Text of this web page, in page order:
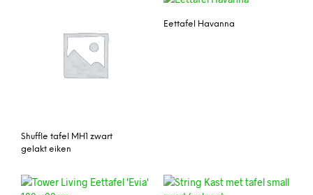
Shuffle tafel MH1 zwart
gelakt eiken
Eettafel Havanna